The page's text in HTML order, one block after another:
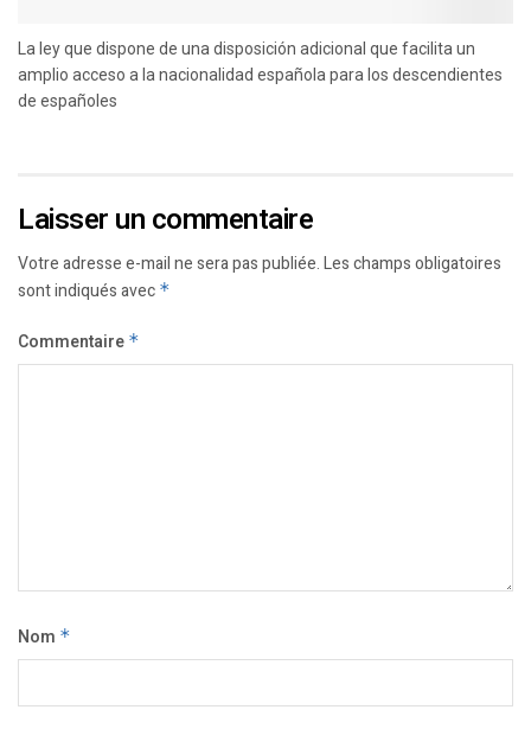
La ley que dispone de una disposición adicional que facilita un
amplio acceso a la nacionalidad española para los descendientes
de españoles
Laisser un commentaire
Votre adresse e-mail ne sera pas publiée.Les champs obligatoires
sont indiqués avec *
Commentaire *
Nom *